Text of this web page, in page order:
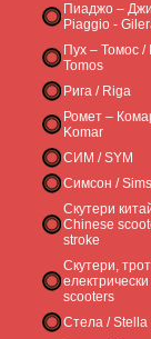
Пиаджо –
Piaggio -
Пух – Томос /
Tomos
Рига / Riga
Ромет –
Komar
СИМ / SYM
Симсон /
Скутери
Chinese
stroke
Скутери,
scooters
Стела / Stella